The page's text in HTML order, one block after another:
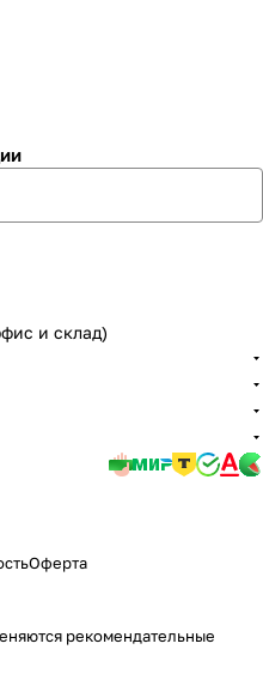
и склад)
Оферта
рекомендательные